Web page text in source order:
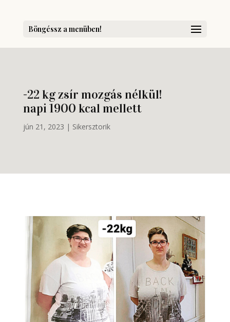
Böngéssz a menüben!
-22 kg zsír mozgás nélkül!
napi 1900 kcal mellett
jún 21, 2023 | Sikersztorik